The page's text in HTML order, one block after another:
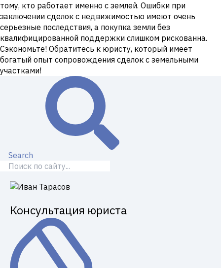
тому, кто работает именно с землей. Ошибки при
заключении сделок с недвижимостью имеют очень
серьезные последствия, а покупка земли без
квалифицированной поддержки слишком рискованна.
Сэкономьте! Обратитесь к юристу, который имеет
богатый опыт сопровождения сделок с земельными
участками!
Search
Консультация юриста